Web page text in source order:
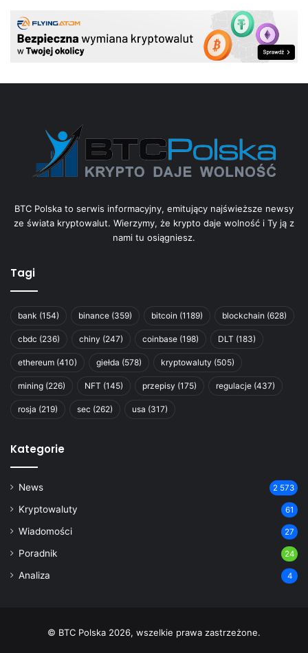
BTC Polska to serwis informacyjny, emitujący najświeższe newsy
ze świata kryptowalut. Wierzymy, że krypto daje wolność i Ty ją z
nami tu osiągniesz.
Tagi
bank (154) binance (359) bitcoin (1189) blockchain (628)
cbdc (236) chiny (247) coinbase (198) DLT (183)
ethereum (410) giełda (578) kryptowaluty (505)
mining (226) NFT (145) przepisy (175) regulacje (437)
rosja (219) sec (262) usa (317)
Kategorie
News 2 573
Kryptowaluty 61
Wiadomości 27
Poradnik 24
Analiza 4
© BTC Polska 2026, wszelkie prawa zastrzeżone.